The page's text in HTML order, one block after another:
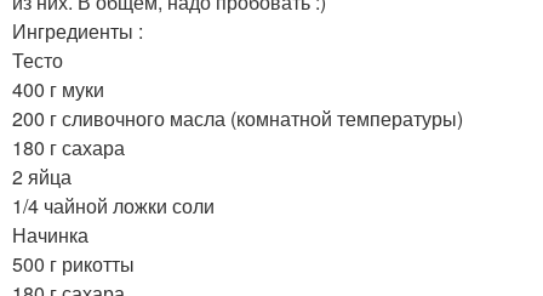
Ингредиенты :
Тесто
400 г муки
200 г сливочного масла (комнатной температуры)
180 г сахара
2 яйца
1/4 чайной ложки соли
Начинка
500 г рикотты